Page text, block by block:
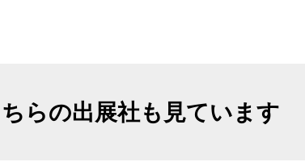
らの出展社も見ています